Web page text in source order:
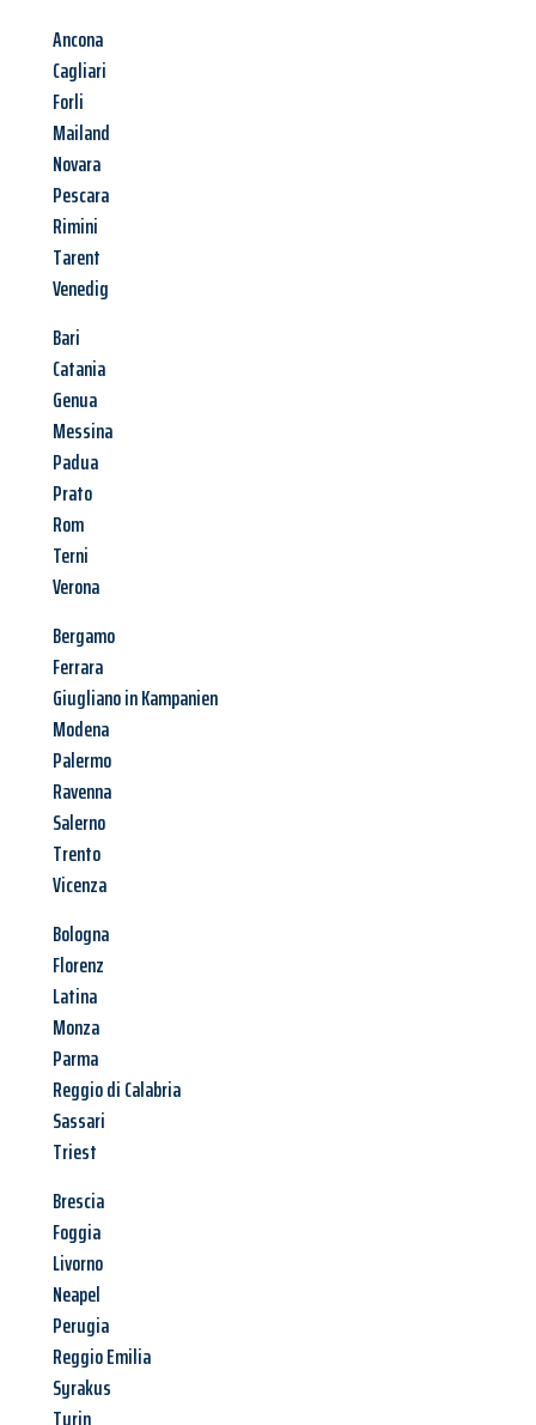
Ancona
Cagliari
Forli
Mailand
Novara
Pescara
Rimini
Tarent
Venedig
Bari
Catania
Genua
Messina
Padua
Prato
Rom
Terni
Verona
Bergamo
Ferrara
Giugliano in Kampanien
Modena
Palermo
Ravenna
Salerno
Trento
Vicenza
Bologna
Florenz
Latina
Monza
Parma
Reggio di Calabria
Sassari
Triest
Brescia
Foggia
Livorno
Neapel
Perugia
Reggio Emilia
Syrakus